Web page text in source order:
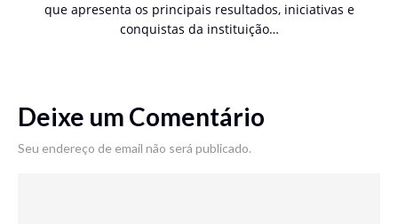
que apresenta os principais resultados, iniciativas e
conquistas da instituição…
Deixe um Comentário
Seu endereço de email não será publicado.